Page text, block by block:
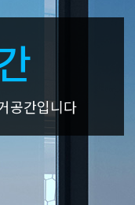
공간입니다